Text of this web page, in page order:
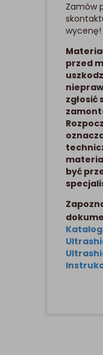
Zamów
wycenę!
przed
być